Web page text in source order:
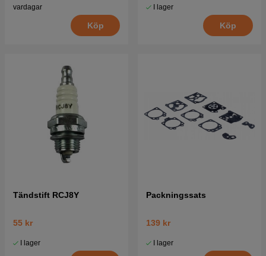
vardagar
Köp
I lager
Köp
Tändstift RCJ8Y
55 kr
I lager
Packningssats
139 kr
I lager